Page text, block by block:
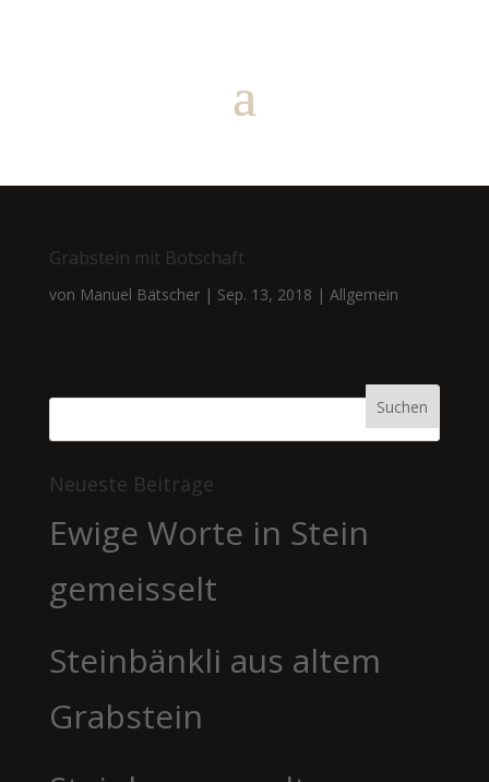
Grabstein mit Botschaft
von Manuel Bätscher| Sep. 13, 2018 | Allgemein
Neueste Beiträge
Ewige Worte in Stein
gemeisselt
Steinbänkli aus altem
Grabstein